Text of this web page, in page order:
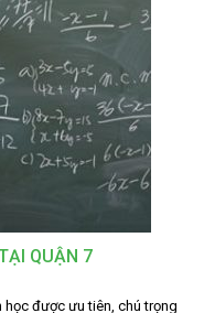
QUẬN 7
được ưu tiên, chú trọng